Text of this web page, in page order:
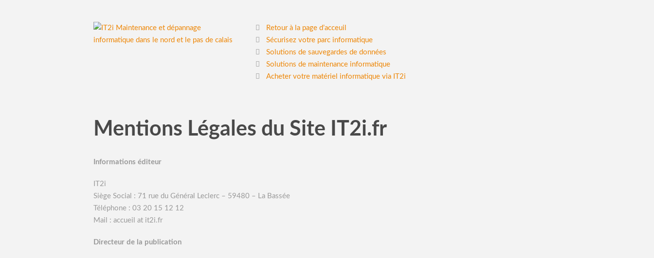
Retour à la page d’acceuil
Sécurisez votre parc informatique
Solutions de sauvegardes de données
Solutions de maintenance informatique
Acheter votre matériel informatique via IT2i
Mentions Légales du Site IT2i.fr
Informations éditeur
IT2i
Siège Social : 71 rue du Général Leclerc – 59480 – La Bassée
Téléphone : 03 20 15 12 12
Mail : accueil at it2i.fr
Directeur de la publication